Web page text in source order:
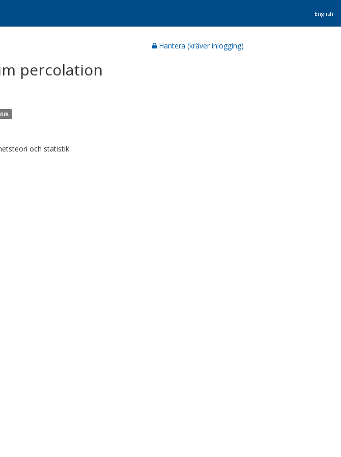
English
Hantera (kräver inlogging)
percolation
och statistik